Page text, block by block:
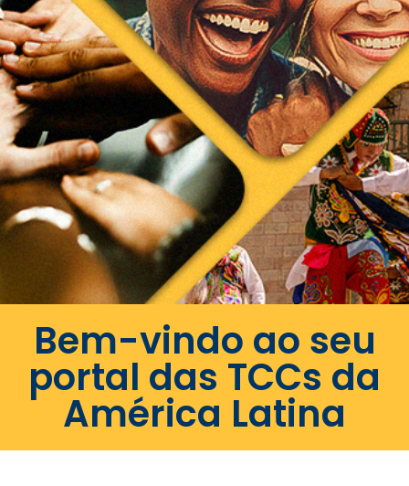
Bem-vindo ao seu
portal das TCCs da
América Latina